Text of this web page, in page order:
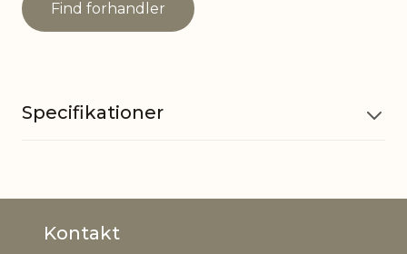
Find forhandler
Specifikationer
EAN
Kontakt